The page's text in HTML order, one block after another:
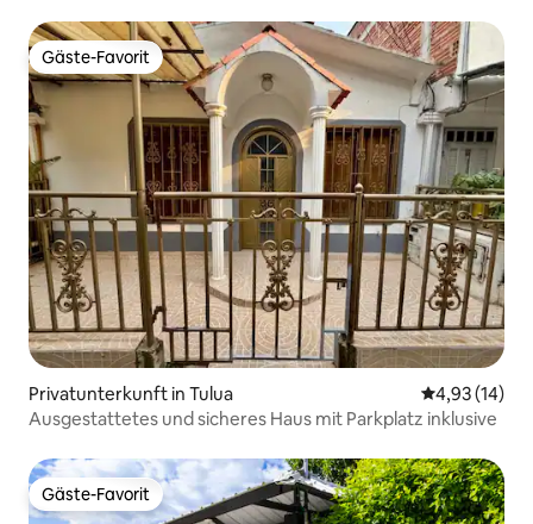
Gäste-Favorit
Gäste-Favorit
Privatunterkunft in Tulua
4,93 (14)
Ausgestattetes und sicheres Haus mit Parkplatz inklusive
Gäste-Favorit
Gäste-Favorit